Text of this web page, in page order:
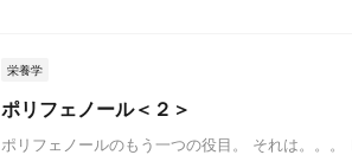
b
栄養学
ポリフェノール＜２＞
ポリフェノールのもう一つの役目。 それは。。